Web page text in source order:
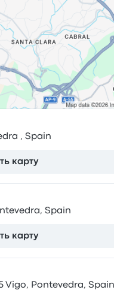
, Spain
карту
Spain
карту
Vigo, Pontevedra, Spain